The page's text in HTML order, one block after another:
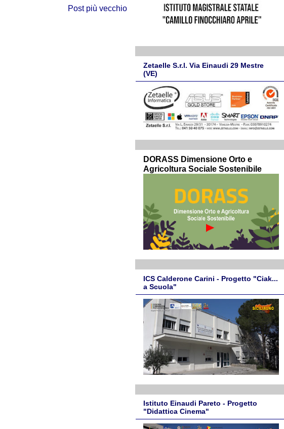
Post più vecchio
Zetaelle S.r.l. Via Einaudi 29 Mestre
(VE)
DORASS Dimensione Orto e
Agricoltura Sociale Sostenibile
ICS Calderone Carini - Progetto "Ciak...
a Scuola"
Istituto Einaudi Pareto - Progetto
"Didattica Cinema"